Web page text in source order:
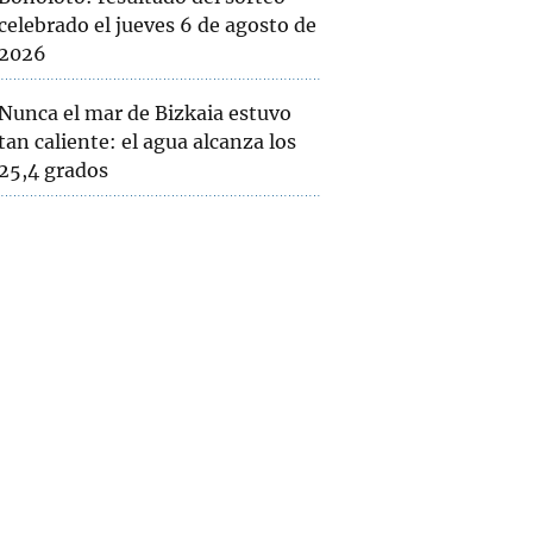
el jueves 6 de agosto de
el mar de Bizkaia estuvo
caliente: el agua alcanza los
grados